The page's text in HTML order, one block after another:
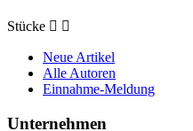
Stücke  
Neue Artikel
Alle Autoren
Einnahme-Meldung
Unternehmen